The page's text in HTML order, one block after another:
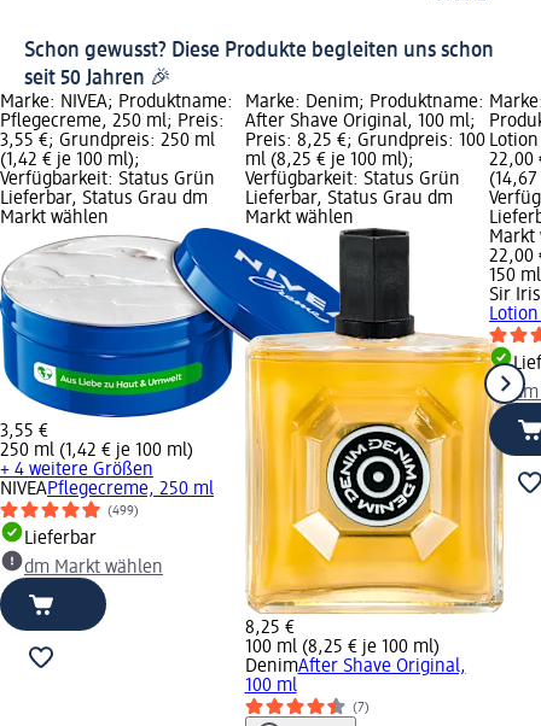
Schon gewusst? Diese Produkte begleiten uns schon
seit 50 Jahren 🎉
Marke: NIVEA; Produktname:
Pflegecreme, 250 ml; Preis:
3,55 €; Grundpreis: 250 ml
(1,42 € je 100 ml);
Verfügbarkeit: Status Grün
Lieferbar, Status Grau dm
Markt wählen
3,55 €
250 ml (1,42 € je 100 ml)
+ 4 weitere Größen
NIVEAPflegecreme, 250 ml
(499)
Lieferbar
dm Markt wählen
Marke: Denim; Produktname:
After Shave Original, 100 ml;
Preis: 8,25 €; Grundpreis: 100
ml (8,25 € je 100 ml);
Verfügbarkeit: Status Grün
Lieferbar, Status Grau dm
Markt wählen
8,25 €
100 ml (8,25 € je 100 ml)
DenimAfter Shave Original,
100 ml
(7)
22,00
Markt
22,00
150
Sir